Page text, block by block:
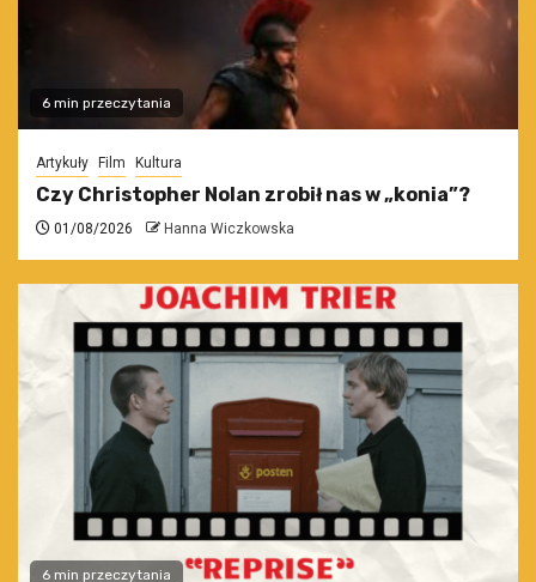
6 min przeczytania
Artykuły Film Kultura
Czy Christopher Nolan zrobił nas w „konia”?
01/08/2026 Hanna Wiczkowska
6 min przeczytania